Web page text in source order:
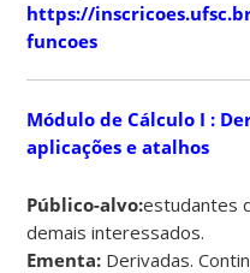
https://
funcoes
Módulo de Cálculo I :
aplicações e atalhos
Público-alvo:estudantes
demais interessados.
Ementa: Derivadas.